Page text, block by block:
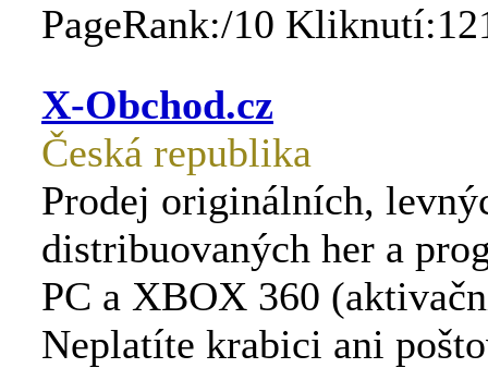
PageRank:/10
X-Obchod.cz
Česká republika
Prodej originálních,
distribuovaných her a
PC a XBOX 360
Neplatíte krabici ani